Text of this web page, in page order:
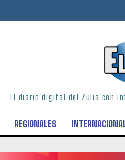
El diario digital del Zulia con
REGIONALES